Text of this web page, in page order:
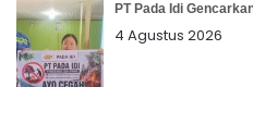
PT Pada Idi
4 Agustus 2026